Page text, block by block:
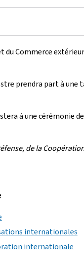
Commerce
prendra part à une
à une
de la
internationales
internationale